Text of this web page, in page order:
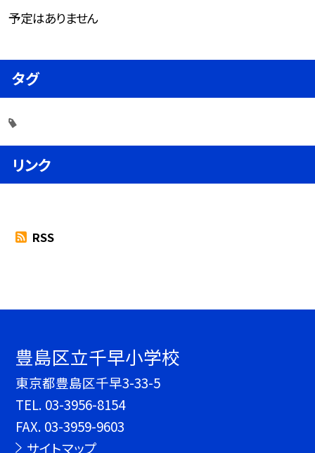
予定はありません
タグ
リンク
RSS
豊島区立千早小学校
東京都豊島区千早3-33-5
TEL. 03-3956-8154
FAX. 03-3959-9603
サイトマップ